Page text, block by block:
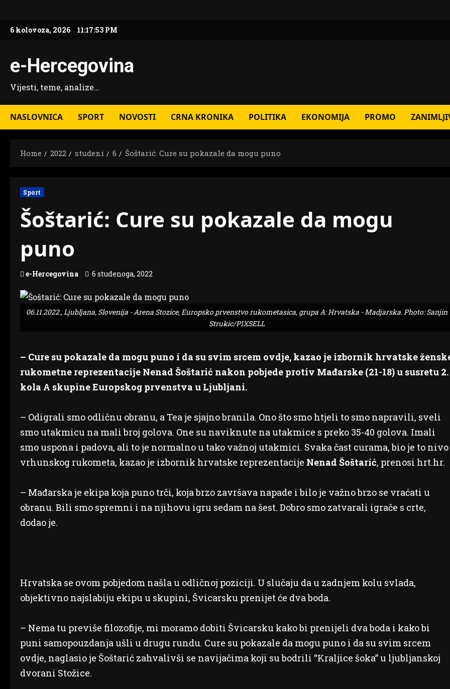
content
6 kolovoza, 2026 11:17:54 PM
e-Hercegovina
Vijesti, teme, analize…
NASLOVNICA SPORT NOVOSTI CRNA KRONIKA POLITIKA EKONOMIJA PROMO
Home 2022 studeni 6 Šoštarić: Cure su pokazale da mogu puno
Sport
Šoštarić: Cure su pokazale da mogu
puno
e-Hercegovina 6 studenoga, 2022
06.11.2022., Ljubljana, Slovenija - Arena Stozice, Europsko prvenstvo rukometasica, grupa A: Hrvatska - Madjarska. Photo: Sanjin
Strukic/PIXSELL
– Cure su pokazale da mogu puno i da su svim srcem ovdje, kazao je izbornik hrvatske
rukometne reprezentacije Nenad Šoštarić nakon pobjede protiv Mađarske (21-18) u susretu 2.
kola A skupine Europskog prvenstva u Ljubljani.
– Odigrali smo odličnu obranu, a Tea je sjajno branila. Ono što smo htjeli to smo napravili, sveli
smo utakmicu na mali broj golova. One su naviknute na utakmice s preko 35-40 golova. Imali
smo uspona i padova, ali to je normalno u tako važnoj utakmici. Svaka čast curama, bio je to nivo
vrhunskog rukometa, kazao je izbornik hrvatske reprezentacije Nenad Šoštarić, prenosi hrt.hr.
– Mađarska je ekipa koja puno trči, koja brzo završava napade i bilo je važno brzo se vraćati u
obranu. Bili smo spremni i na njihovu igru sedam na šest. Dobro smo zatvarali igrače s crte,
dodao je.
Hrvatska se ovom pobjedom našla u odličnoj poziciji. U slučaju da u zadnjem kolu svlada,
objektivno najslabiju ekipu u skupini, Švicarsku prenijet će dva boda.
– Nema tu previše filozofije, mi moramo dobiti Švicarsku kako bi prenijeli dva boda i kako bi
puni samopouzdanja ušli u drugu rundu. Cure su pokazale da mogu puno i da su svim srcem
ovdje, naglasio je Šoštarić zahvalivši se navijačima koji su bodrili “Kraljice šoka” u ljubljanskoj
dvorani Stožice.